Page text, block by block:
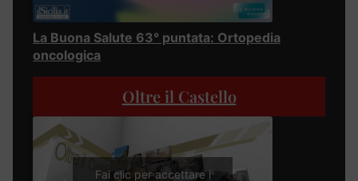
La Buona Salute 63° puntata: Ortopedia
oncologica
Oltre il Castello
Fai clic per accettare i